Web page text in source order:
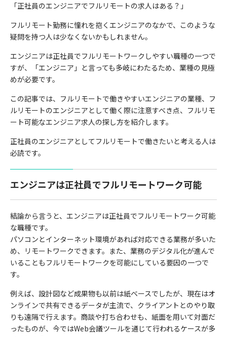
「正社員のエンジニアでフルリモートの求人はある？」
フルリモート勤務に憧れを抱くエンジニアのなかで、このような
疑問を持つ人は少なくないかもしれません。
エンジニアは正社員でフルリモートワークしやすい職種の一つで
すが、「エンジニア」と言っても多岐にわたるため、業種の見極
めが必要です。
この記事では、フルリモートで働きやすいエンジニアの業種、フ
ルリモートのエンジニアとして働く際に注意すべき点、フルリモ
ート可能なエンジニア求人の探し方を紹介します。
正社員のエンジニアとしてフルリモートで働きたいと考える人は
必読です。
エンジニアは正社員でフルリモートワーク可能
結論から言うと、エンジニアは正社員でフルリモートワーク可能
な職種です。
パソコンとインターネット環境があれば対応できる業務が多いた
め、リモートワークできます。また、業務のデジタル化が進んで
いることもフルリモートワークを可能にしている要因の一つで
す。
例えば、設計図など成果物も以前は紙ベースでしたが、現在はオ
ンラインで共有できるデータが主流で、クライアントとのやり取
りも遠隔で行えます。商談や打ち合わせも、紙面を用いて対面だ
ったものが、今ではWeb会議ツールを通じて行われるケースが多